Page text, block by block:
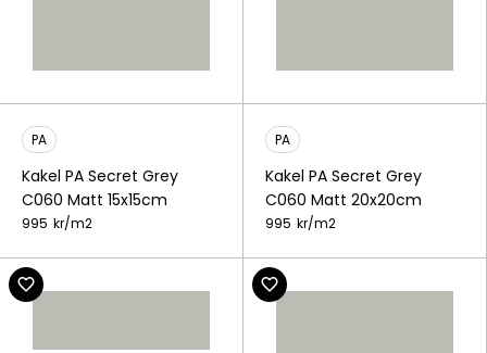
PA
Kakel PA Secret Grey
C060 Matt 15x15cm
995 kr/m2
PA
Kakel PA Secret Grey
C060 Matt 20x20cm
995 kr/m2